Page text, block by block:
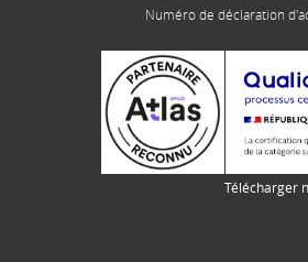
Numéro de déclaration
Télécharger